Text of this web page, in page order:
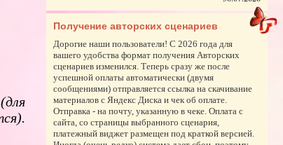
Получение авторских сценариев
Дорогие наши пользователи! С 2026 года для
вашего удобства формат получения Авторских
сценариев изменился. Теперь сразу же после
успешной оплаты автоматически (двумя
сообщениями) отправляется ссылка на скачивание
материалов с Яндекс Диска и чек об оплате.
Отправка - на почту, указанную в чеке. Оплата с
сайта, со страницы выбранного сценария,
платежный виджет размещен под краткой версией.
(для